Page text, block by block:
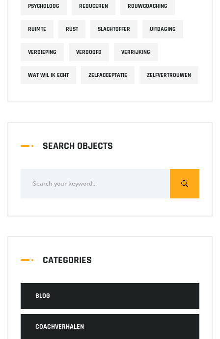
PSYCHOLOOG REDUCEREN ROUWCOACHING
RUIMTE RUST SLACHTOFFER UITDAGING
VERDIEPING VERDOOFD VERRIJKING
WAT WIL IK ECHT ZELFACCEPTATIE ZELFVERTROUWEN
SEARCH OBJECTS
CATEGORIES
BLOG
COACHVERHALEN